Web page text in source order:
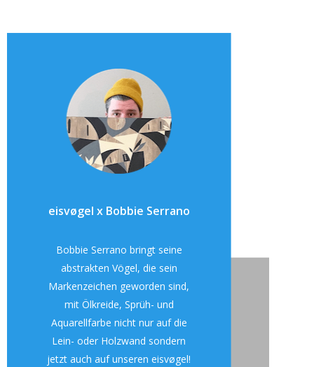
eisvøgel x Bobbie Serrano
Bobbie Serrano bringt seine
abstrakten Vögel, die sein
Markenzeichen geworden sind,
mit Ölkreide, Sprüh- und
Aquarellfarbe nicht nur auf die
Lein- oder Holzwand sondern
jetzt auch auf unseren eisvøgel!